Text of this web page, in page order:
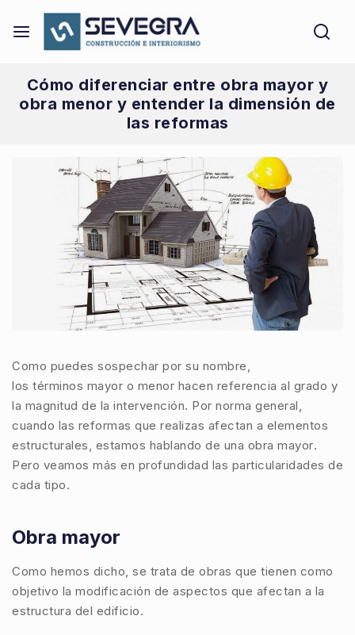
Cómo diferenciar entre obra mayor y
obra menor y entender la dimensión de
las reformas
Como puedes sospechar por su nombre,
los términos mayor o menor hacen referencia al grado y
la magnitud de la intervención. Por norma general,
cuando las reformas que realizas afectan a elementos
estructurales, estamos hablando de una obra mayor.
Pero veamos más en profundidad las particularidades de
cada tipo.
Obra mayor
Como hemos dicho, se trata de obras que tienen como
objetivo la modificación de aspectos que afectan a la
estructura del edificio.